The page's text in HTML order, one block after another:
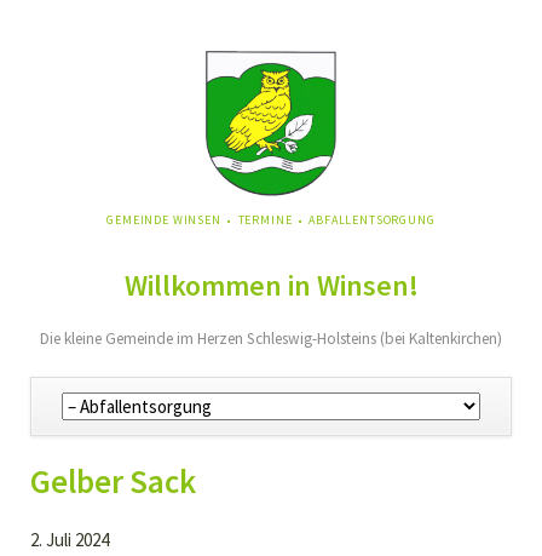
NAVIGATION
GEMEINDE WINSEN TERMINE ABFALLENTSORGUNG
Willkommen in Winsen!
Die kleine Gemeinde im Herzen Schleswig-Holsteins (bei Kaltenkirchen)
Navigation
überspringen
Gelber Sack
2. Juli 2024